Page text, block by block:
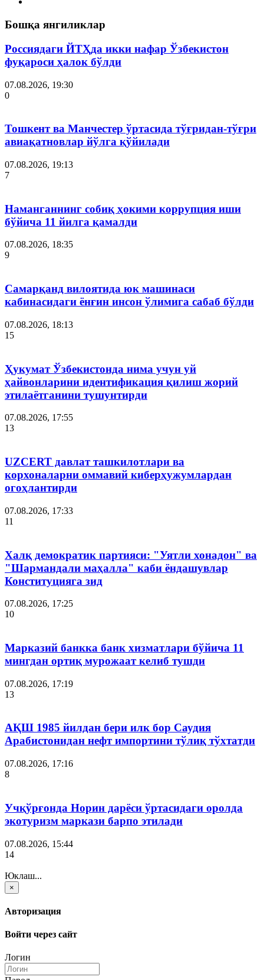
Бошқа янгиликлар
Россиядаги ЙТҲда икки нафар Ўзбекистон
фуқароси ҳалок бўлди
07.08.2026, 19:30
0
Тошкент ва Манчестер ўртасида тўғридан-тўғри
авиақатновлар йўлга қўйилади
07.08.2026, 19:13
7
Наманганнинг собиқ ҳокими коррупция иши
бўйича 11 йилга қамалди
07.08.2026, 18:35
9
Самарқанд вилоятида юк машинаси
кабинасидаги ёнғин инсон ўлимига сабаб бўлди
07.08.2026, 18:13
15
Ҳукумат Ўзбекистонда нима учун уй
ҳайвонларини идентификация қилиш жорий
этилаётганини тушунтирди
07.08.2026, 17:55
13
UZCERT давлат ташкилотлари ва
корхоналарни оммавий киберҳужумлардан
огоҳлантирди
07.08.2026, 17:33
11
Халқ демократик партияси: "Уятли хонадон" ва
"Шармандали маҳалла" каби ёндашувлар
Конституцияга зид
07.08.2026, 17:25
10
Марказий банкка банк хизматлари бўйича 11
мингдан ортиқ мурожаат келиб тушди
07.08.2026, 17:19
13
АҚШ 1985 йилдан бери илк бор Саудия
Арабистонидан нефт импортини тўлиқ тўхтатди
07.08.2026, 17:16
8
Учқўрғонда Норин дарёси ўртасидаги оролда
экотуризм маркази барпо этилади
07.08.2026, 15:44
14
Юклаш...
×
Авторизация
Войти через сайт
Логин